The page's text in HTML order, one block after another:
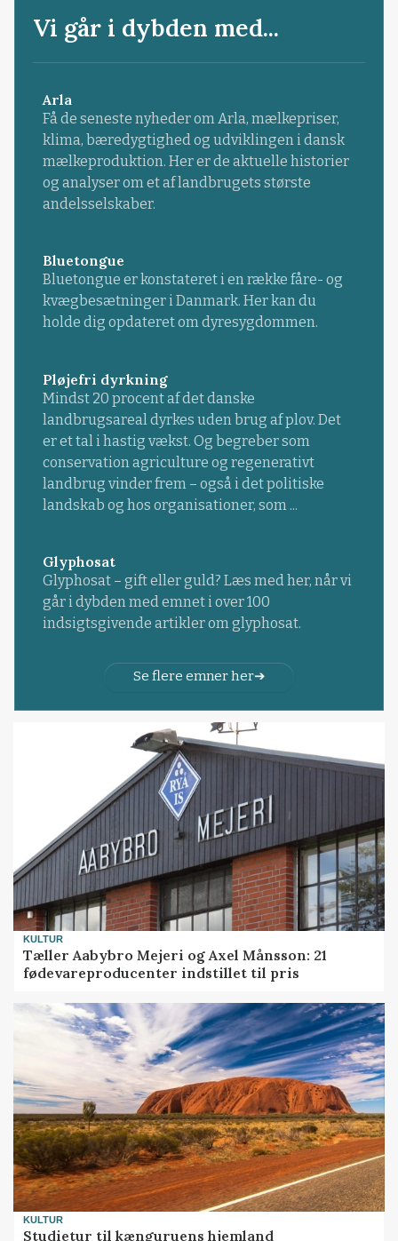
Vi går i dybden med...
Arla
Få de seneste nyheder om Arla, mælkepriser,
klima, bæredygtighed og udviklingen i dansk
mælkeproduktion. Her er de aktuelle historier
og analyser om et af landbrugets største
andelsselskaber.
Bluetongue
Bluetongue er konstateret i en række fåre- og
kvægbesætninger i Danmark. Her kan du
holde dig opdateret om dyresygdommen.
Pløjefri dyrkning
Mindst 20 procent af det danske
landbrugsareal dyrkes uden brug af plov. Det
er et tal i hastig vækst. Og begreber som
conservation agriculture og regenerativt
landbrug vinder frem – også i det politiske
landskab og hos organisationer, som ...
Glyphosat
Glyphosat – gift eller guld? Læs med her, når vi
går i dybden med emnet i over 100
indsigtsgivende artikler om glyphosat.
Se flere emner her
KULTUR
Tæller Aabybro Mejeri og Axel Månsson: 21
fødevareproducenter indstillet til pris
KULTUR
Studietur til kænguruens hjemland